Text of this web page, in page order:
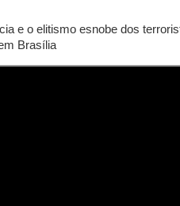
e o elitismo esnobe dos
Brasília